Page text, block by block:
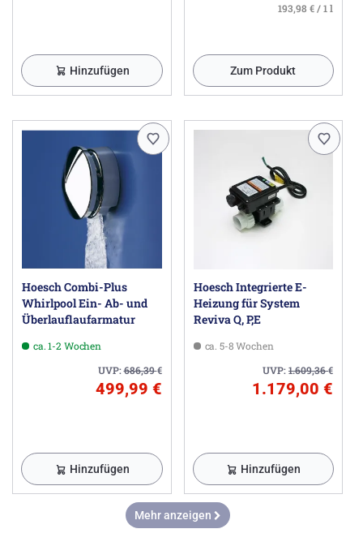
Hinzufügen
193,98 € / 1 l
Zum Produkt
Hoesch Combi-Plus
Whirlpool Ein- Ab- und
Überlauflaufarmatur
ca. 1-2 Wochen
UVP:686,39€
499,99 €
Hinzufügen
Hoesch Integrierte E-
Heizung für System
Reviva Q, P,E
ca. 5-8 Wochen
UVP:1.609,36€
1.179,00 €
Hinzufügen
Mehr anzeigen